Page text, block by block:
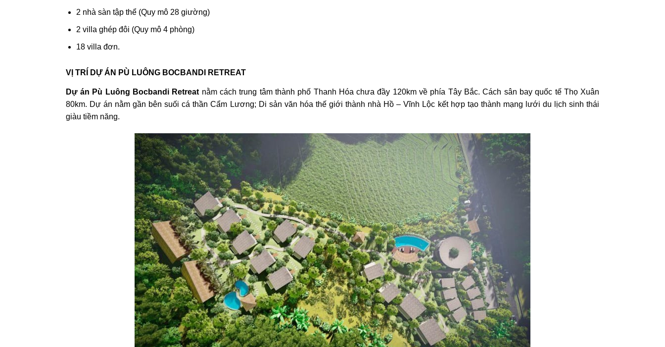
2 nhà sàn tập thể (Quy mô 28 giường)
2 villa ghép đôi (Quy mô 4 phòng)
18 villa đơn.
VỊ TRÍ DỰ ÁN PÙ LUÔNG BOCBANDI RETREAT
Dự án Pù Luông Bocbandi Retreat nằm cách trung tâm thành phố Thanh Hóa chưa đầy 120km về phía Tây Bắc. Cách sân bay quốc tế Thọ Xuân
80km. Dự án nằm gần bên suối cá thần Cẩm Lương; Di sản văn hóa thế giới thành nhà Hồ – Vĩnh Lộc kết hợp tạo thành mạng lưới du lịch sinh thái
giàu tiềm năng.